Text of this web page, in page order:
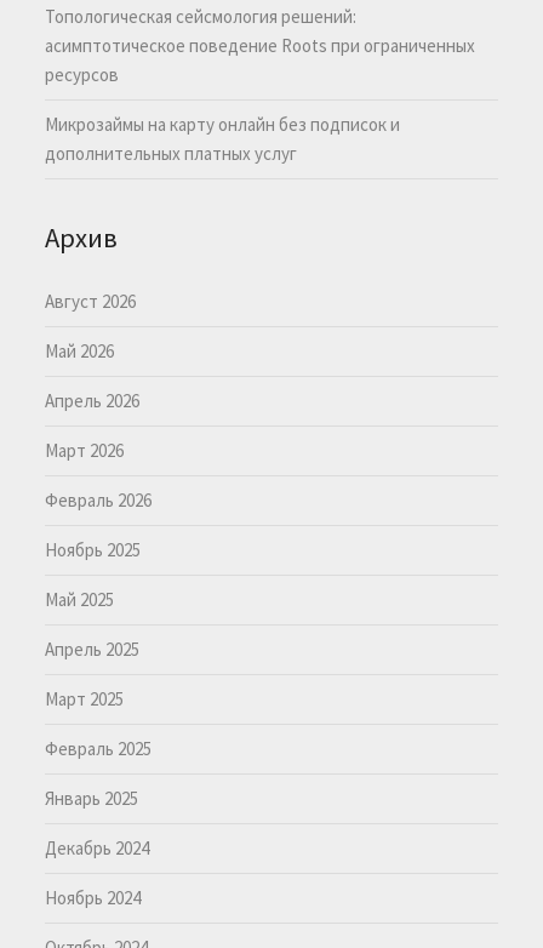
Топологическая сейсмология решений:
асимптотическое поведение Roots при ограниченных
ресурсов
Микрозаймы на карту онлайн без подписок и
дополнительных платных услуг
Архив
Август 2026
Май 2026
Апрель 2026
Март 2026
Февраль 2026
Ноябрь 2025
Май 2025
Апрель 2025
Март 2025
Февраль 2025
Январь 2025
Декабрь 2024
Ноябрь 2024